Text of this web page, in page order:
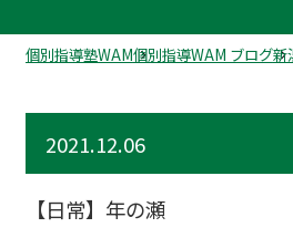
個別指導塾WAM個別指導WAM ブログ新
2021.12.06
【日常】年の瀬